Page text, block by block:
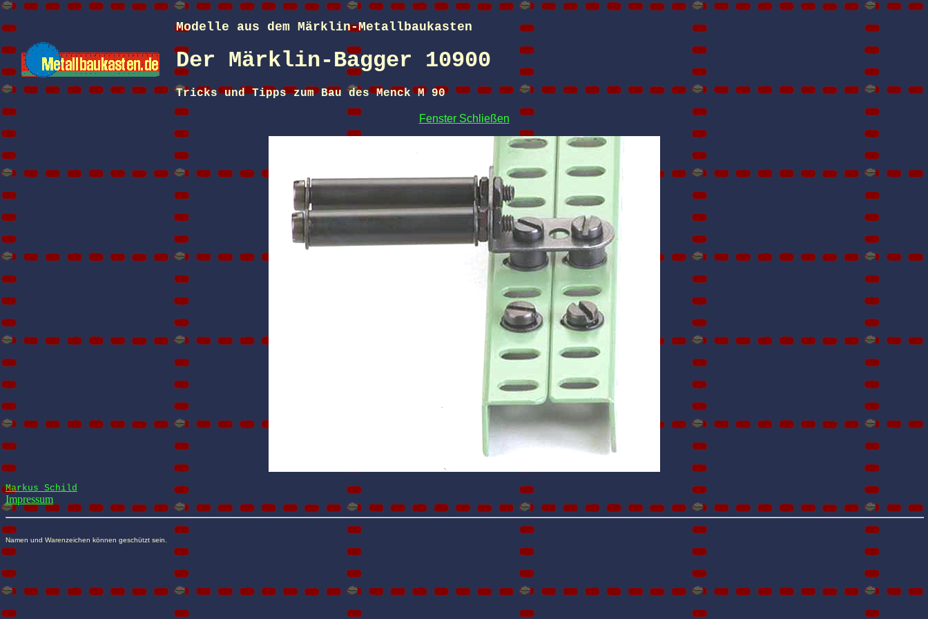
Modelle aus dem Märklin-Metallbaukasten
Der Märklin-Bagger 10900
Tricks und Tipps zum Bau des Menck M 90
Fenster Schließen
Markus Schild
Impressum
Namen und Warenzeichen können geschützt sein.